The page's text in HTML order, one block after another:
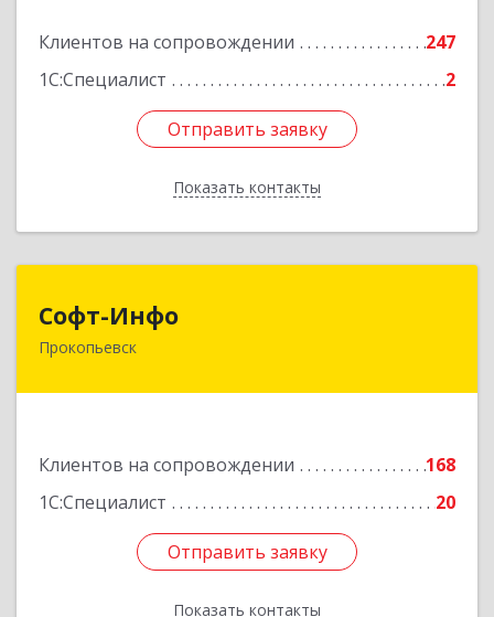
Клиентов на сопровождении
247
1С:Специалист
2
Отправить заявку
Показать контакты
Отправить заявку
Назад
Софт-Инфо
Прокопьевск
Клиентов на сопровождении
168
1С:Специалист
20
Отправить заявку
Показать контакты
653039, Кемеровская область - Кузбасс,
Подробнее
Отправить заявку
Назад